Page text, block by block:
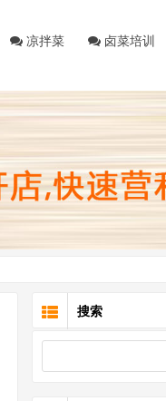
凉拌菜 卤菜培训
搜索